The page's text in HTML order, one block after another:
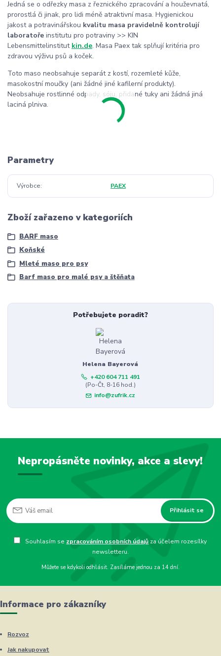
Jedná se o odřezky masa z řeznického zpracování a houževnatá,
prorostlá či jinak, pro lidi méně atraktivní masa. Hygienickou
jakost a potravinářskou kvalitu masa pravidelně kontrolují
laboratoře institutu pro potraviny >> KIN
Lebensmittelinstitut kin.de. Masa Paex tak splňují kritéria pro
zdravou výživu psů a koček.
Toto maso neobsahuje separát z kostí, rozemleté kůže,
masokostní moučky (ani žádné jiné kafilerní produkty).
Neobsahuje rostlinné odpady, sóju, přidané tuky ani žádná jiná
laciná plniva.
Parametry
Výrobce PAEX
Zboží zařazeno v kategoriích
BARF maso
Koňské
Mleté maso pro psy
Barf maso pro malé psy a štěňata
Potřebujete poradit?
Helena Bayerová
+420 604 711 491
(Po-Čt, 8-16 hod.)
info@zufrik.cz
Nepropásněte novinky, akce a slevy!
Přihlásit se
Souhlasím se zpracováním osobních údajů za účelem rozesílky
newsletteru.
Můžete se kdykoli odhlásit. Zasíláme jednou za 14 dní.
Informace pro zákazníky
Rozvoz
Jak nakupovat